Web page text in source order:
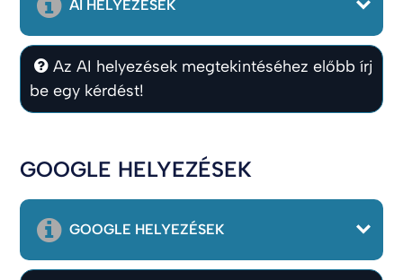
AI HELYEZÉSEK
Az AI helyezések megtekintéséhez előbb írj
be egy kérdést!
GOOGLE HELYEZÉSEK
GOOGLE HELYEZÉSEK